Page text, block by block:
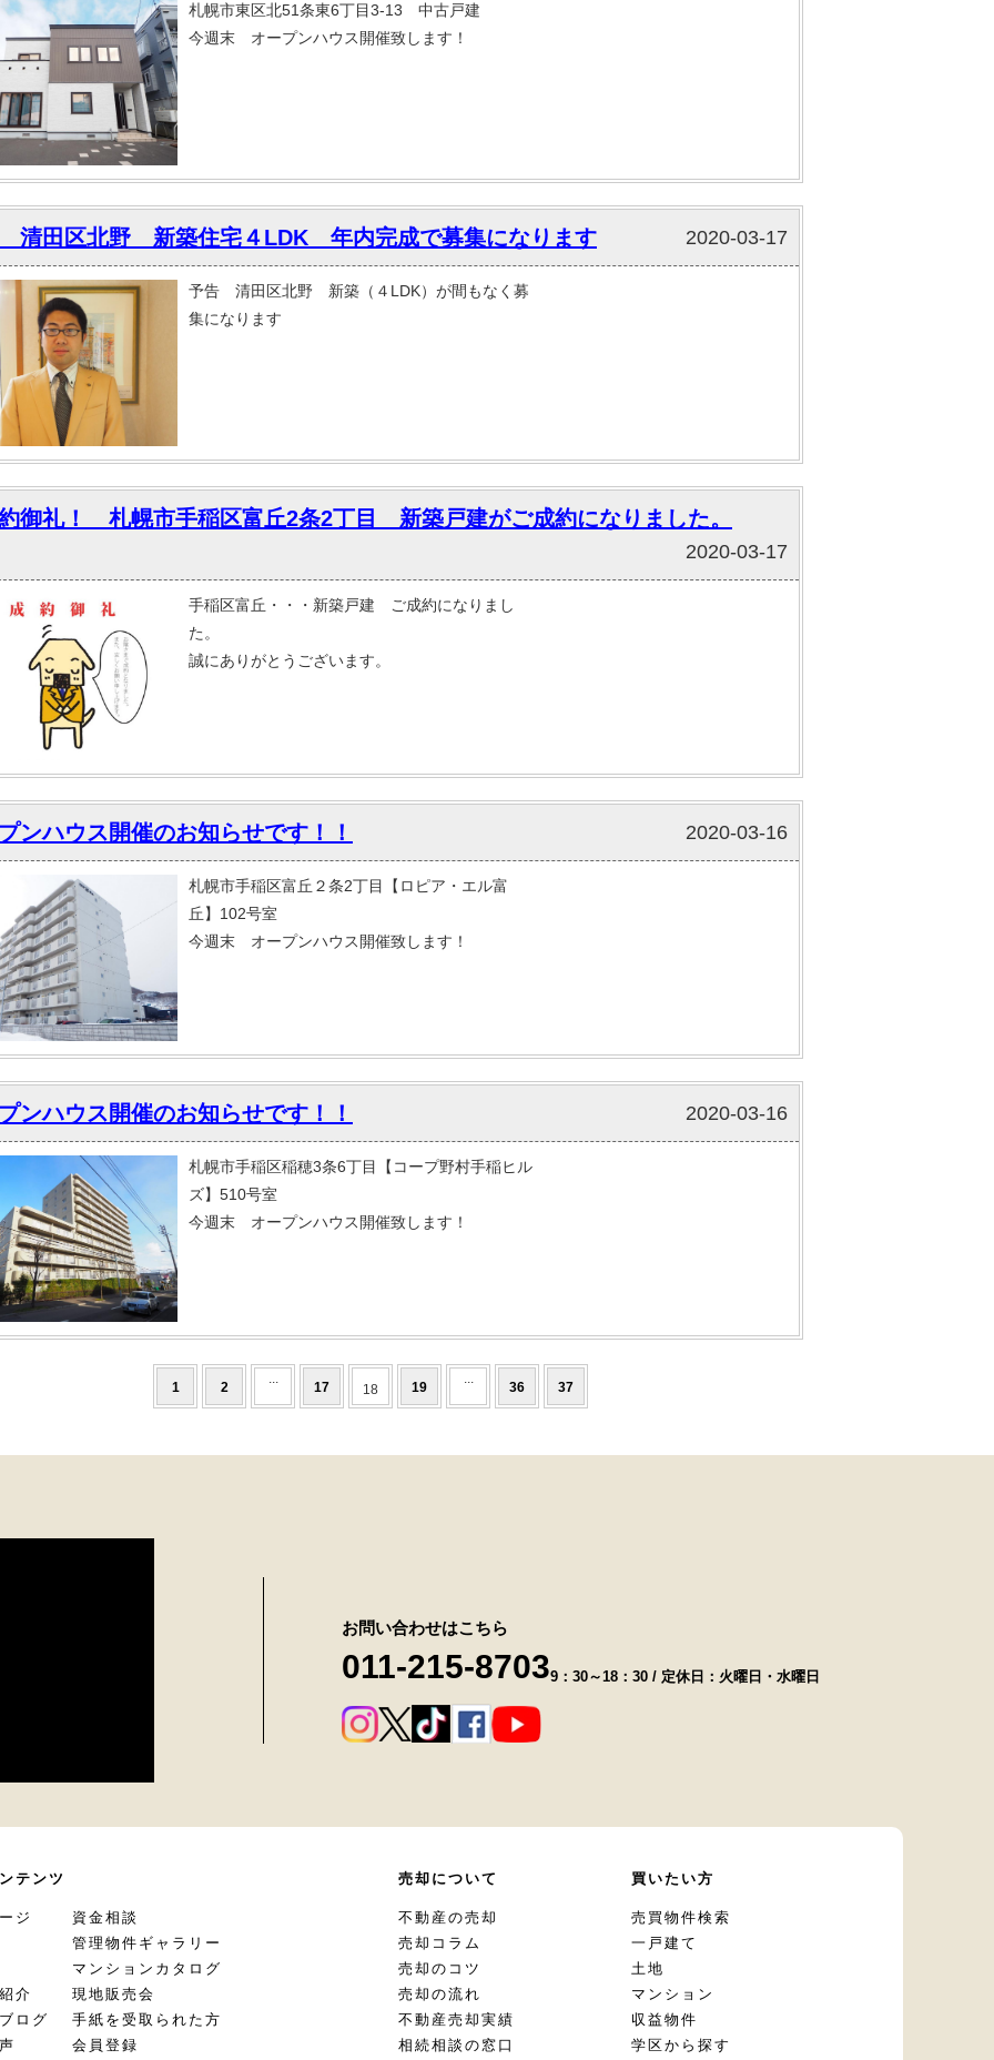
札幌市東区北51条東6丁目3-13 中古戸建
今週末 オープンハウス開催致します！
清田区北野 新築住宅４LDK 年内完成で募集になります 2020-03-17
予告 清田区北野 新築（４LDK）が間もなく募
集になります
御礼！ 札幌市手稲区富丘2条2丁目 新築戸建がご成約になりました。
2020-03-17
手稲区富丘・・・新築戸建 ご成約になりまし
た。
誠にありがとうございます。
ンハウス開催のお知らせです！！ 2020-03-16
札幌市手稲区富丘２条2丁目【ロピア・エル富
丘】102号室
今週末 オープンハウス開催致します！
ンハウス開催のお知らせです！！ 2020-03-16
札幌市手稲区稲穂3条6丁目【コープ野村手稲ヒル
ズ】510号室
今週末 オープンハウス開催致します！
1 2
...
17 18 19
...
36 37
お問い合わせはこちら
011-215-87039：30～18：30 / 定休日：火曜日・水曜日
テンツ
ジ
介
ログ
資金相談
管理物件ギャラリー
マンションカタログ
現地販売会
手紙を受取られた方
会員登録
売却について
不動産の売却
売却コラム
売却のコツ
売却の流れ
不動産売却実績
相続相談の窓口
買いたい方
売買物件検索
一戸建て
土地
マンション
収益物件
学区から探す